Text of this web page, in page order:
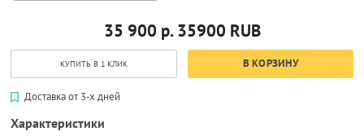
35 900 р. 35900 RUB
КУПИТЬ В 1 КЛИК В КОРЗИНУ
Доставка от 3-х дней
Характеристики